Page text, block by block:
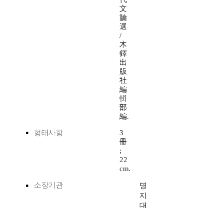
文
論
選
/
木
鐸
出
版
社
編
輯
部
編.
형태사항
3
冊
;
22
cm.
소장기관
명
지
대